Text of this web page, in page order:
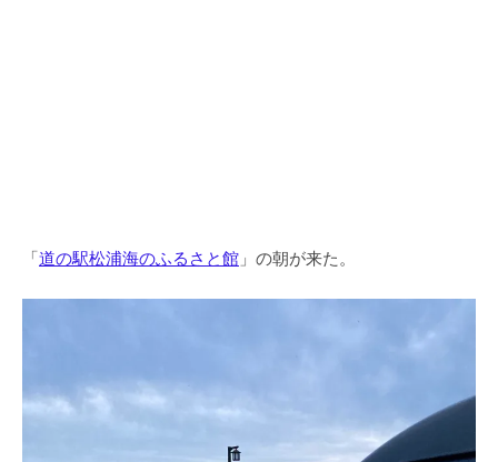
「道の駅松浦海のふるさと館 」の朝が来た。